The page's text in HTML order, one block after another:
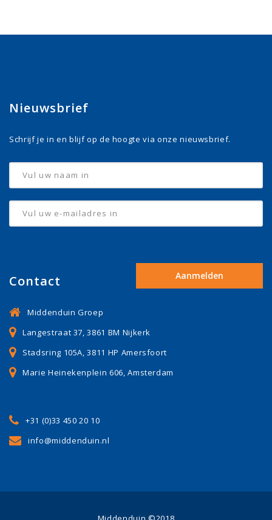
Nieuwsbrief
Schrijf je in en blijf op de hoogte via onze nieuwsbrief.
Contact
Middenduin Groep
Langestraat 37, 3861 BM Nijkerk
Stadsring 105A, 3811 HP Amersfoort
Marie Heinekenplein 606, Amsterdam
+31 (0)33 450 20 10
info@middenduin.nl